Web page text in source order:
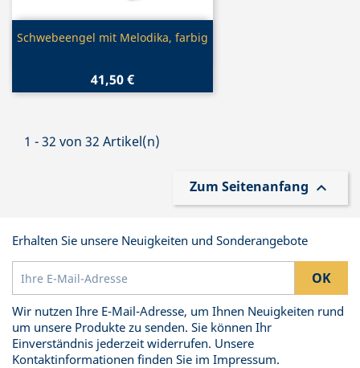
Vorschau
Schwebeengel mit Melodika, farbig
41,50 €
1 - 32 von 32 Artikel(n)
Zum Seitenanfang 
Erhalten Sie unsere Neuigkeiten und Sonderangebote
Wir nutzen Ihre E-Mail-Adresse, um Ihnen Neuigkeiten rund
um unsere Produkte zu senden. Sie können Ihr
Einverständnis jederzeit widerrufen. Unsere
Kontaktinformationen finden Sie im Impressum.